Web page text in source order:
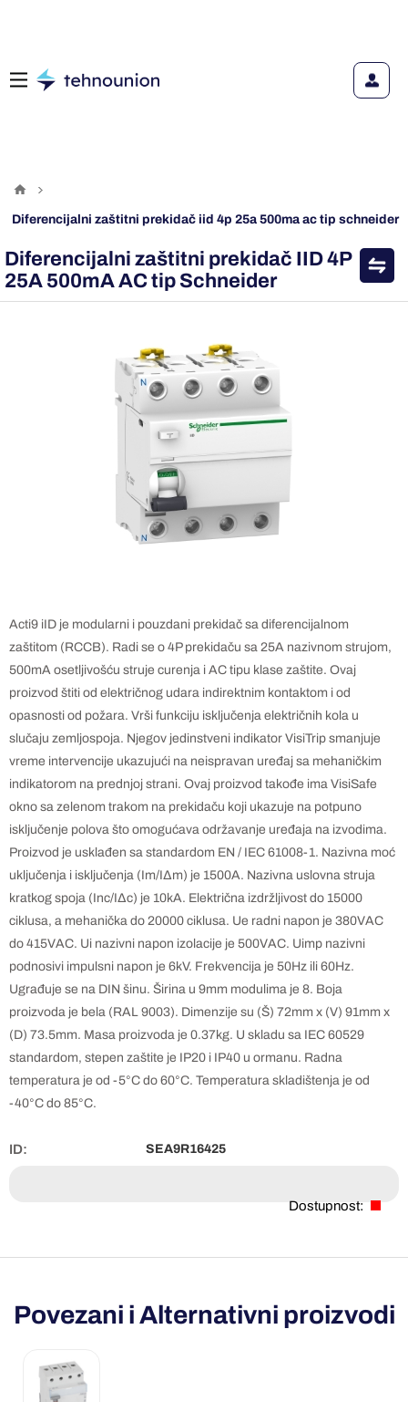
diferencijalni zaštitni prekidač iid 4p 25a 500ma ac tip schneider
Diferencijalni zaštitni prekidač IID 4P
25A 500mA AC tip Schneider
Acti9 iID je modularni i pouzdani prekidač sa diferencijalnom
zaštitom (RCCB). Radi se o 4P prekidaču sa 25A nazivnom strujom,
500mA osetljivošću struje curenja i AC tipu klase zaštite. Ovaj
proizvod štiti od električnog udara indirektnim kontaktom i od
opasnosti od požara. Vrši funkciju isključenja električnih kola u
slučaju zemljospoja. Njegov jedinstveni indikator VisiTrip smanjuje
vreme intervencije ukazujući na neispravan uređaj sa mehaničkim
indikatorom na prednjoj strani. Ovaj proizvod takođe ima VisiSafe
okno sa zelenom trakom na prekidaču koji ukazuje na potpuno
isključenje polova što omogućava održavanje uređaja na izvodima.
Proizvod je usklađen sa standardom EN / IEC 61008-1. Nazivna moć
uključenja i isključenja (Im/IΔm) je 1500A. Nazivna uslovna struja
kratkog spoja (Inc/IΔc) je 10kA. Električna izdržljivost do 15000
ciklusa, a mehanička do 20000 ciklusa. Ue radni napon je 380VAC
do 415VAC. Ui nazivni napon izolacije je 500VAC. Uimp nazivni
podnosivi impulsni napon je 6kV. Frekvencija je 50Hz ili 60Hz.
Ugrađuje se na DIN šinu. Širina u 9mm modulima je 8. Boja
proizvoda je bela (RAL 9003). Dimenzije su (Š) 72mm x (V) 91mm x
(D) 73.5mm. Masa proizvoda je 0.37kg. U skladu sa IEC 60529
standardom, stepen zaštite je IP20 i IP40 u ormanu. Radna
temperatura je od -5°C do 60°C. Temperatura skladištenja je od
-40°C do 85°C.
ID: SEA9R16425
Dostupnost:
Povezani i Alternativni proizvodi